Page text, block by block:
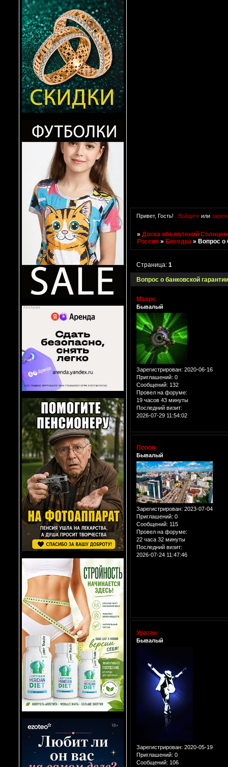
Привет, Гость! Войдитеили
»Доска объявлений
Россия »Беседка »Вопрос о
Вопрос о банковской гарантии
Страница:1
Маерс
Бывалый
Зарегистрирован: 2020-06-16
Приглашений: 0
Сообщений: 132
Провел на форуме:
19 часов 43 минуты
Последний визит:
2026-07-29 11:54:02
Попов
Бывалый
Зарегистрирован: 2023-07-04
Приглашений: 0
Сообщений: 115
Провел на форуме:
22 часа 32 минуты
Последний визит:
2026-07-24 11:47:46
Ураган
Бывалый
Зарегистрирован: 2020-05-19
Приглашений: 0
Сообщений: 106